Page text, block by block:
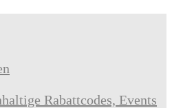
Rabattcodes, Events